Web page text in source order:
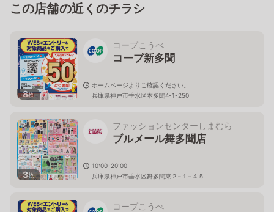
この店舗の近くのチラシ
8枚
コープこうべ
コープ新多聞
ホームページよりご確認ください。
兵庫県神戸市垂水区本多聞4-1-250
3枚
ファッションセンターしまむら
ブルメール舞多聞店
10:00-20:00
兵庫県神戸市垂水区舞多聞東２−１−４５
コープこうべ